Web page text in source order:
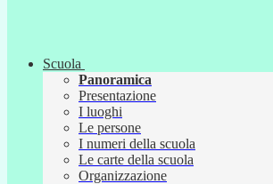
Scuola
Panoramica
Presentazione
I luoghi
Le persone
I numeri della scuola
Le carte della scuola
Organizzazione